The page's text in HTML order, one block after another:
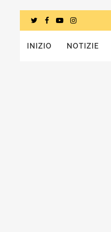
INIZIO NOTIZIE